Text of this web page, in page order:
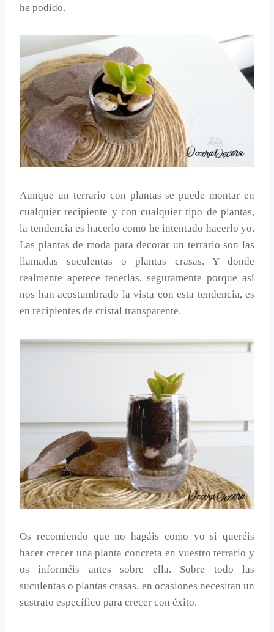
he podido.
Aunque un terrario con plantas se puede montar en
cualquier recipiente y con cualquier tipo de plantas,
la tendencia es hacerlo como he intentado hacerlo yo.
Las plantas de moda para decorar un terrario son las
llamadas suculentas o plantas crasas. Y donde
realmente apetece tenerlas, seguramente porque así
nos han acostumbrado la vista con esta tendencia, es
en recipientes de cristal transparente.
Os recomiendo que no hagáis como yo si queréis
hacer crecer una planta concreta en vuestro terrario y
os informéis antes sobre ella. Sobre todo las
suculentas o plantas crasas, en ocasiones necesitan un
sustrato específico para crecer con éxito.